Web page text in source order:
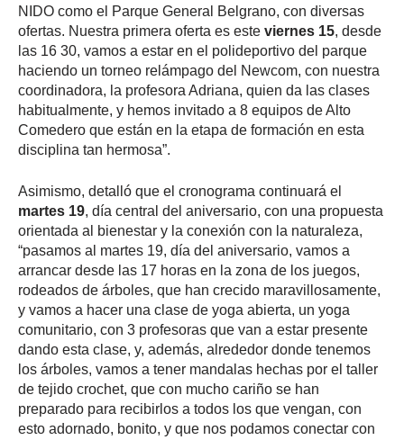
NIDO como el Parque General Belgrano, con diversas
ofertas. Nuestra primera oferta es este viernes 15, desde
las 16 30, vamos a estar en el polideportivo del parque
haciendo un torneo relámpago del Newcom, con nuestra
coordinadora, la profesora Adriana, quien da las clases
habitualmente, y hemos invitado a 8 equipos de Alto
Comedero que están en la etapa de formación en esta
disciplina tan hermosa”.
Asimismo, detalló que el cronograma continuará el
martes 19, día central del aniversario, con una propuesta
orientada al bienestar y la conexión con la naturaleza,
“pasamos al martes 19, día del aniversario, vamos a
arrancar desde las 17 horas en la zona de los juegos,
rodeados de árboles, que han crecido maravillosamente,
y vamos a hacer una clase de yoga abierta, un yoga
comunitario, con 3 profesoras que van a estar presente
dando esta clase, y, además, alrededor donde tenemos
los árboles, vamos a tener mandalas hechas por el taller
de tejido crochet, que con mucho cariño se han
preparado para recibirlos a todos los que vengan, con
esto adornado, bonito, y que nos podamos conectar con